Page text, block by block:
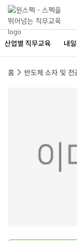
산업별 직무교육 내
홈 반도체 소자 및 전